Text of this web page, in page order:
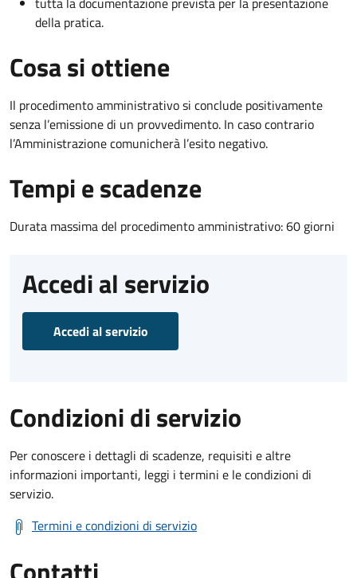
della pratica.
Cosa si ottiene
Il procedimento amministrativo si conclude positivamente
senza l’emissione di un provvedimento. In caso contrario
l’Amministrazione comunicherà l’esito negativo.
Tempi e scadenze
Durata massima del procedimento amministrativo: 60 giorni
Accedi al servizio
Accedi al servizio
Condizioni di servizio
Per conoscere i dettagli di scadenze, requisiti e altre
informazioni importanti, leggi i termini e le condizioni di
servizio.
Termini e condizioni di servizio